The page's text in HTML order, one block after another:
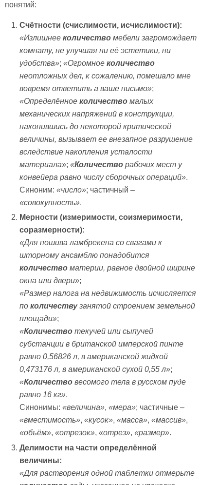
понятий:
Счётности (счислимости, исчислимости):
«Излишнееколичество мебели загромождает
комнату, не улучшая ни её эстетики, ни
удобства»;«Огромноеколичество
неотложных дел, к сожалению, помешало мне
вовремя ответить а ваше письмо»;
«Определённоеколичество малых
механических напряжений в конструкции,
накопившись до некоторой критической
величины, вызывает ее внезапное разрушение
вследствие накопления усталости
материала»;«Количество рабочих мест у
конвейера равно числу сборочных операций».
Синоним:«число»; частичный –
«совокупность».
Мерности (измеримости, соизмеримости,
соразмерности):
«Для пошива ламбрекена со свагами к
шторному ансамблю понадобится
количество материи, равное двойной ширине
окна или двери»;
«Размер налога на недвижимость исчисляется
поколичествузанятой строением земельной
площади»;
«Количество текучей или сыпучей
субстанции в британской имперской пинте
равно 0,56826 л, в американской жидкой
0,473176 л, в американской сухой 0,55 л»;
«Количество весомого тела в русском пуде
равно 16 кг».
Синонимы:«величина»,«мера»; частичные –
«вместимость»,«кусок»,«масса»,«массив»,
«объём»,«отрезок»,«отрез»,«размер».
Делимости на части определённой
величины:
«Для растворения одной таблетки отмерьте